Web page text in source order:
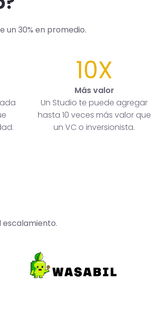
un 30% en promedio.
10X
Más valor
Un Studio te puede agregar
hasta 10 veces más valor que
un VC o inversionista.